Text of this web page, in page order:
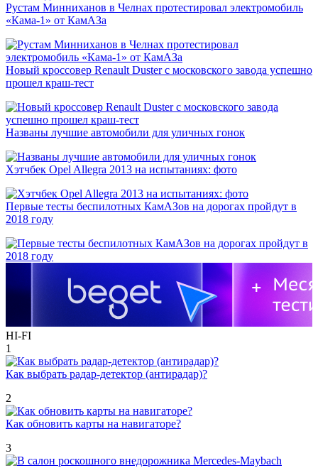
Рустам Минниханов в Челнах протестировал электромобиль
«Кама-1» от КамАЗа
Новый кроссовер Renault Duster с московского завода успешно
прошел краш-тест
Названы лучшие автомобили для уличных гонок
Хэтчбек Opel Allegra 2013 на испытаниях: фото
Первые тесты беспилотных КамАЗов на дорогах пройдут в
2018 году
HI-FI
1
Как выбрать радар-детектор (антирадар)?
2
Как обновить карты на навигаторе?
3